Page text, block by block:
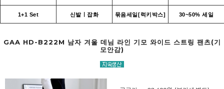
1+1 Set 신발ㅣ잡화 묶음세일[럭키박스] 30~50% 세일
GAA HD-B222M 남자 겨울 데님 라인 기모 와이드 스트링 팬츠(기
모안감)